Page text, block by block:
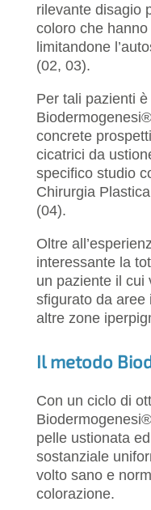
rilevante disagio
coloro che
limitandone
(02, 03).
Per tali pazienti
concrete
cicatrici da
specifico studio
Chirurgia
(04).
Oltre
interessante la
un paziente il cui
sfigurato da aree
altre zone
Il metodo
Con un ciclo di
pelle ustionata
sostanziale
volto sano e
colorazione.